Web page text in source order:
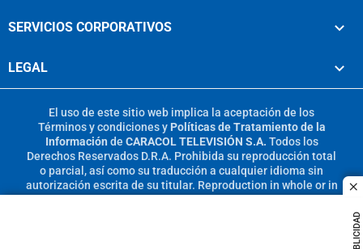
PUBLICIDAD
SERVICIOS CORPORATIVOS
LEGAL
El uso de este sitio web implica la aceptación de los
Términos y condicionesy Políticas de Tratamiento de la
Información de CARACOL TELEVISIÓN S.A. Todos los
Derechos Reservados D.R.A. Prohibida su reproducción total
o parcial, así como su traducción a cualquier idioma sin
autorización escrita de su titular. Reproduction in whole or in